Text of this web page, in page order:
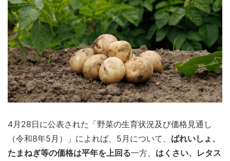
4月28日に公表された「野菜の生育状況及び価格見通し
（令和8年5月）」によれば、5月について、 ばれいしょ、
たまねぎ等の価格は平年を上回る一方、 はくさい、レタス